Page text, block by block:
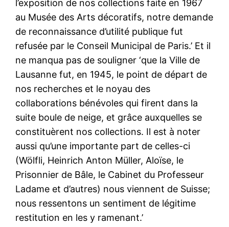
l’exposition de nos collections faite en 1967
au Musée des Arts décoratifs, notre demande
de reconnaissance d’utilité publique fut
refusée par le Conseil Municipal de Paris.’ Et il
ne manqua pas de souligner ‘que la Ville de
Lausanne fut, en 1945, le point de départ de
nos recherches et le noyau des
collaborations bénévoles qui firent dans la
suite boule de neige, et grâce auxquelles se
constituèrent nos collections. Il est à noter
aussi qu’une importante part de celles-ci
(Wölfli, Heinrich Anton Müller, Aloïse, le
Prisonnier de Bâle, le Cabinet du Professeur
Ladame et d’autres) nous viennent de Suisse;
nous ressentons un sentiment de légitime
restitution en les y ramenant.’